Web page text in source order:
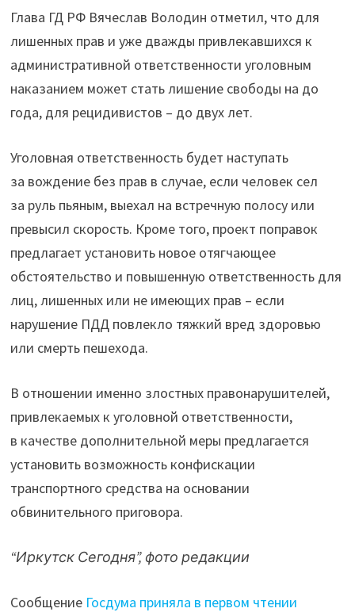
Глава ГД РФ Вячеслав Володин отметил, что для
лишенных прав и уже дважды привлекавшихся к
административной ответственности уголовным
наказанием может стать лишение свободы на до
года, для рецидивистов – до двух лет.
Уголовная ответственность будет наступать
за вождение без прав в случае, если человек сел
за руль пьяным, выехал на встречную полосу или
превысил скорость. Кроме того, проект поправок
предлагает установить новое отягчающее
обстоятельство и повышенную ответственность для
лиц, лишенных или не имеющих прав – если
нарушение ПДД повлекло тяжкий вред здоровью
или смерть пешехода.
В отношении именно злостных правонарушителей,
привлекаемых к уголовной ответственности,
в качестве дополнительной меры предлагается
установить возможность конфискации
транспортного средства на основании
обвинительного приговора.
“Иркутск Сегодня”, фото редакции
Сообщение Госдума приняла в первом чтении